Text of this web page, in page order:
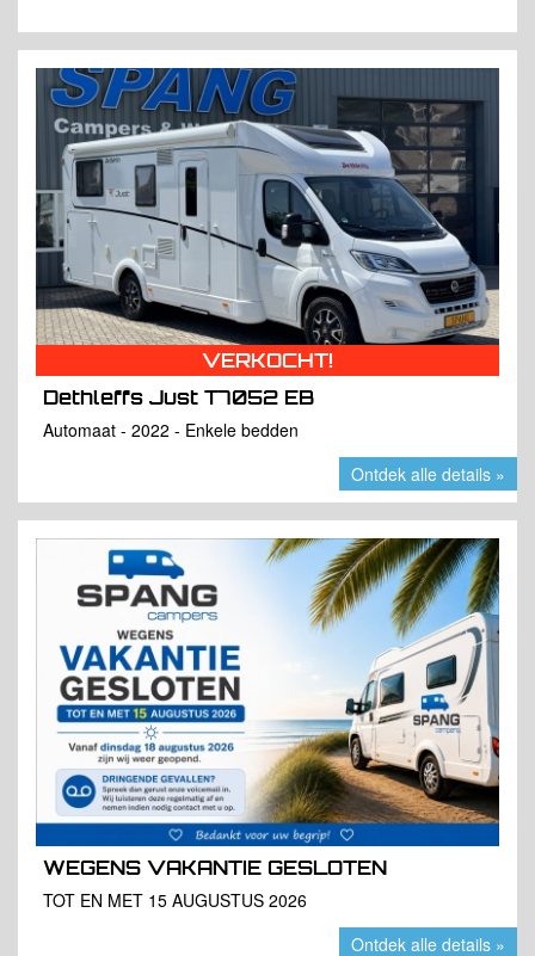
VERKOCHT!
Dethleffs Just T7052 EB
Automaat - 2022 - Enkele bedden
Ontdek alle details »
WEGENS VAKANTIE GESLOTEN
TOT EN MET 15 AUGUSTUS 2026
Ontdek alle details »